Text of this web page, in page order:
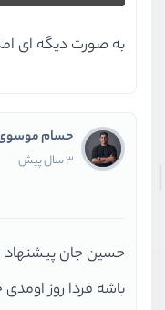
به صورت دیگه ای
حسام
3 سال پیش
حسین جان
باشه فردا روز